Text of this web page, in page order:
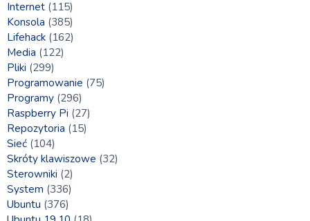
Internet (115)
Konsola (385)
Lifehack (162)
Media (122)
Pliki (299)
Programowanie (75)
Programy (296)
Raspberry Pi (27)
Repozytoria (15)
Sieć (104)
Skróty klawiszowe (32)
Sterowniki (2)
System (336)
Ubuntu (376)